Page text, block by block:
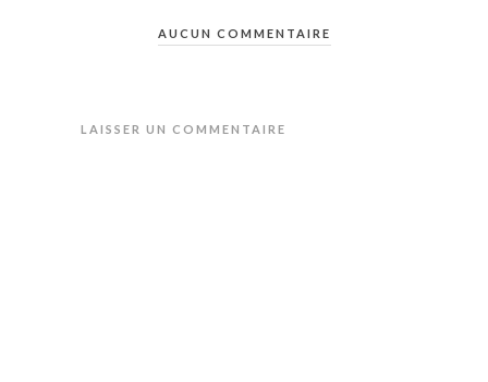
AUCUN COMMENTAIRE
LAISSER UN COMMENTAIRE